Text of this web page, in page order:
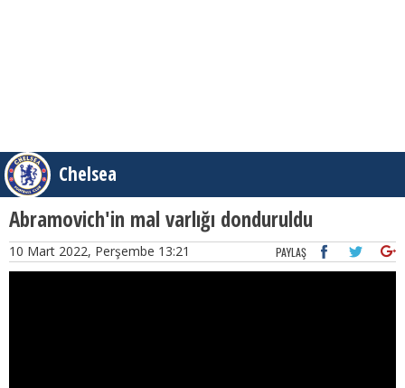
Chelsea
Abramovich'in mal varlığı donduruldu
10 Mart 2022, Perşembe 13:21 PAYLAŞ